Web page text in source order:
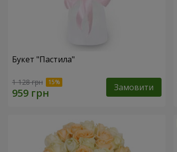
Букет "Пастила"
1 128 грн Замовити